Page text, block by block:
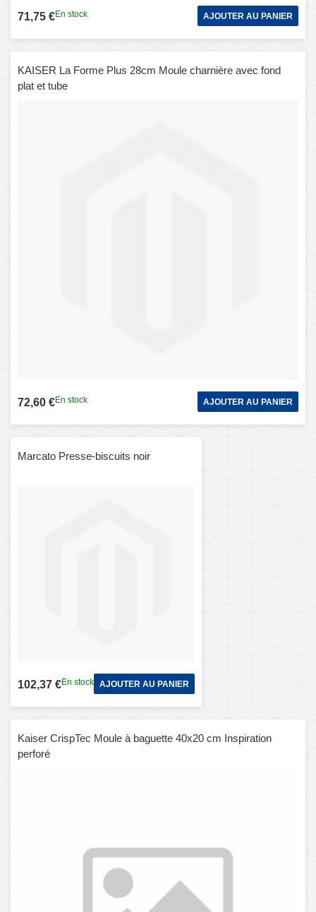
71,75 €En stock AJOUTER AU PANIER
KAISER La Forme Plus 28cm Moule charnière avec fond
plat et tube
72,60 €En stock AJOUTER AU PANIER
Marcato Presse-biscuits noir
102,37 €En stock AJOUTER AU PANIER
Kaiser CrispTec Moule à baguette 40x20 cm Inspiration
perforé